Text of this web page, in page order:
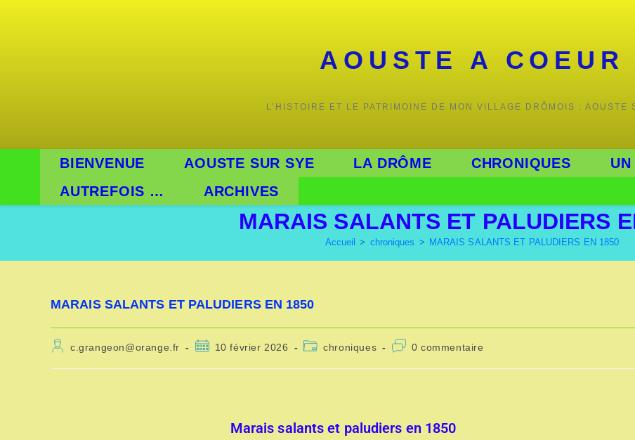
AOUSTE A COEUR
L’HISTOIRE ET LE PATRIMOINE DE MON VILLAGE DRÔMOIS : AOUSTE
BIENVENUE AOUSTE SUR SYE LA DRÔME CHRONIQUES
AUTREFOIS …
ARCHIVES
MARAIS SALANTS ET PALUDIERS
Accueil > chroniques > MARAIS SALANTS ET PALUDIERS EN 1850
MARAIS SALANTS ET PALUDIERS EN 1850
c.grangeon@orange.fr 10 février 2026 chroniques 0 commentaire
Marais salants et paludiers en 1850